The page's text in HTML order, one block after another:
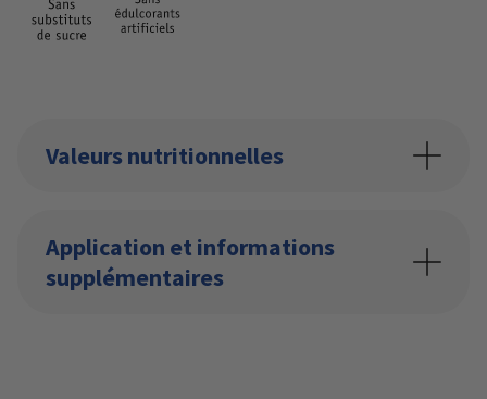
Valeurs nutritionnelles
Application et informations
supplémentaires